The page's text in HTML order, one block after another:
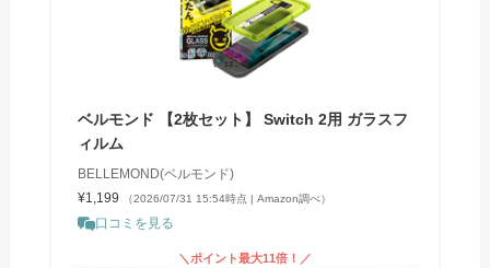
ベルモンド 【2枚セット】 Switch 2用 ガラスフ
ィルム
BELLEMOND(ベルモンド)
¥1,199
（2026/07/31 15:54時点 | Amazon調べ）
口コミを見る
＼ポイント最大11倍！／